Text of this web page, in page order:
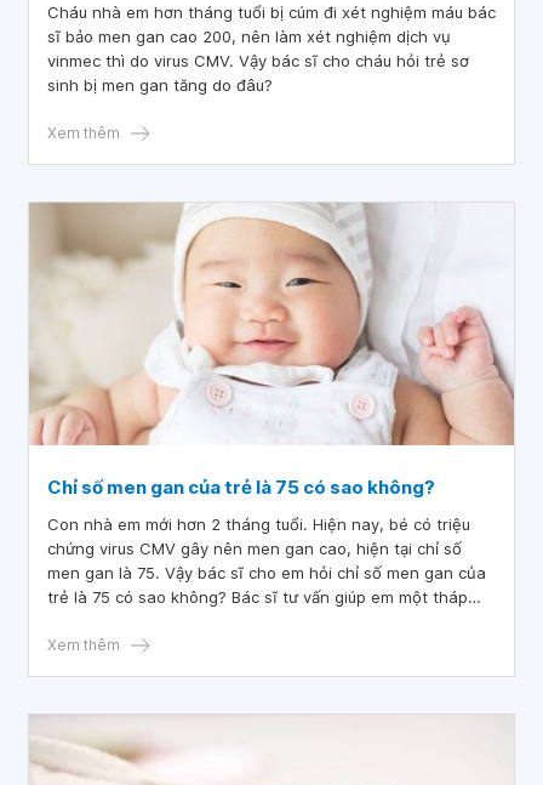
Cháu nhà em hơn tháng tuổi bị cúm đi xét nghiệm máu bác
sĩ bảo men gan cao 200, nên làm xét nghiệm dịch vụ
vinmec thì do virus CMV. Vậy bác sĩ cho cháu hỏi trẻ sơ
sinh bị men gan tăng do đâu?
Xem thêm
Chỉ số men gan của trẻ là 75 có sao không?
Con nhà em mới hơn 2 tháng tuổi. Hiện nay, bé có triệu
chứng virus CMV gây nên men gan cao, hiện tại chỉ số
men gan là 75. Vậy bác sĩ cho em hỏi chỉ số men gan của
trẻ là 75 có sao không? Bác sĩ tư vấn giúp em một tháp
không
Xem thêm